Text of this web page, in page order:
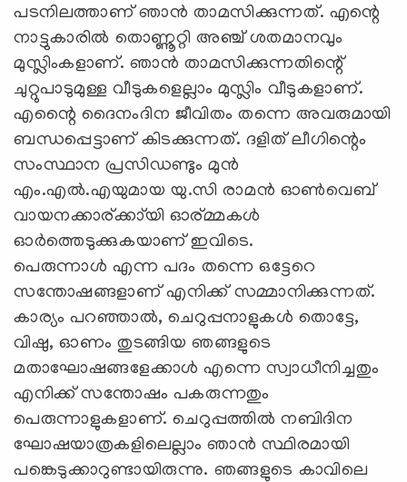
പടനിലത്താണ് ഞാന്‍ താമസിക്കുന്നത്. എന്റെ
നാട്ടുകാരില്‍ തൊണ്ണൂറ്റി അഞ്ച് ശതമാനവും
മുസ്ലിംകളാണ്. ഞാന്‍ താമസിക്കുന്നതിന്റെ്
ചുറ്റുപാടുമുള്ള വീടുകളെല്ലാം മുസ്ലിം വീടുകളാണ്.
എന്റെെ ദൈനംദിന ജീവിതം തന്നെ അവരുമായി
ബന്ധപ്പെട്ടാണ് കിടക്കുന്നത്. ദളിത് ലീഗിന്റെം
സംസ്ഥാന പ്രസിഡണ്ടും മുന്‍
എം.എല്‍.എയുമായ യു.സി രാമന്‍ ഓണ്‍‍വെബ്
വായനക്കാര്ക്കാ്യി ഓര്മ്മകള്‍
ഓര്‍ത്തെടുക്കുകയാണ് ഇവിടെ.
പെരുന്നാള്‍ എന്ന പദം തന്നെ ഒട്ടേറെ
സന്തോഷങ്ങളാണ് എനിക്ക് സമ്മാനിക്കുന്നത്.
കാര്യം പറഞ്ഞാല്‍, ചെറുപ്പനാളുകള്‍ തൊട്ടേ,
വിഷു, ഓണം തുടങ്ങിയ ഞങ്ങളുടെ
മതാഘോഷങ്ങളേക്കാള്‍ എന്നെ സ്വാധീനിച്ചതും
എനിക്ക് സന്തോഷം പകരുന്നതും
പെരുന്നാളുകളാണ്. ചെറുപ്പത്തില്‍ നബിദിന
ഘോഷയാത്രകളിലെല്ലാം ഞാന്‍ സ്ഥിരമായി
പങ്കെടുക്കാറുണ്ടായിരുന്നു. ഞങ്ങളുടെ കാവിലെ